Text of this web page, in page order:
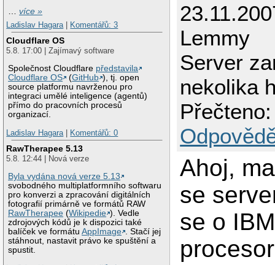
…více »
Ladislav Hagara
Komentářů: 3
Cloudflare OS
5.8. 17:00 | Zajímavý software
Společnost Cloudflare představila
Cloudflare OS
(GitHub ), tj. open
source platformu navrženou pro
integraci umělé inteligence (agentů)
přímo do pracovních procesů
organizací.
Ladislav Hagara
Komentářů: 0
RawTherapee 5.13
5.8. 12:44 | Nová verze
Byla vydána nová verze 5.13
svobodného multiplatformního softwaru
pro konverzi a zpracování digitálních
fotografií primárně ve formátů RAW
RawTherapee (Wikipedie ). Vedle
zdrojových kódů je k dispozici také
balíček ve formátuAppImage . Stačí jej
stáhnout, nastavit právo ke spuštění a
spustit.
Lemmy
Server
nekolika
Ahoj,
se
se o